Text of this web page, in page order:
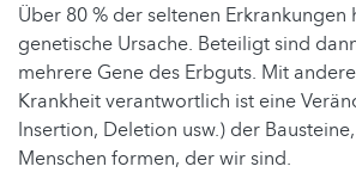
Über 80 % der seltenen Erkrankungen
genetische Ursache. Beteiligt sind
mehrere Gene des Erbguts. Mit
Krankheit verantwortlich ist eine
Insertion, Deletion usw.) der
Menschen formen, der wir sind.